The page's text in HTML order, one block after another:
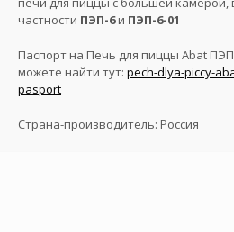
частности ПЭП-6и ПЭП-6-01
Паспорт на Печь для пиццы Abat
можете найти тут: pech-dlya-piccy-
pasport
Страна-производитель: Россия